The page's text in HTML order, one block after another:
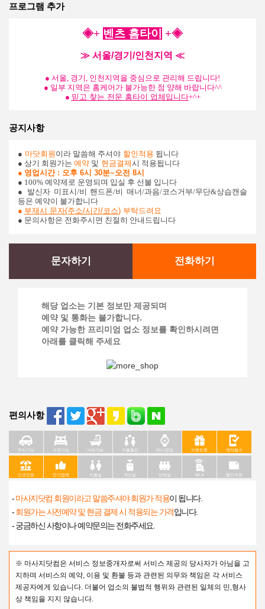
프로그램 추가
◈+ 벤츠 홈타이 +◈
≫ 서울/경기/인천지역 ≪
● 서울, 경기, 인천지역을 중심으로 관리해 드립니다!
● 일부 지역은 홈케어가 불가능한 점 양해 바랍니다^^
● 믿고 찾는 전문 홈타이 업체입니다+^+
공지사항
● 마닷회원 이라 말씀해 주셔야 할인적용 됩니다
● 상기 회원가는 예약 및 현금결제시 적용됩니다
● 영업시간 : 오후 6시 30분~오전 8시
● 100% 예약제로 운영되며 입실 후 선불 입니다
● 발신자 미표시/비 핸드폰/비 매너/과음/코스거부/무단&상습캔슬
등은 예약이 불가합니다
● 부재시 문자(주소/시간/코스) 부탁드려요
● 문의사항은 전화주시면 친절히 안내드립니다
문자하기 전화하기
해당 업소는 기본 정보만 제공되며
예약 및 통화는 불가합니다.
예약 가능한 프리미엄 업소 정보를 확인하시려면
아래를 클릭해 주세요
편의사항
주차가능 수면가능 샤워가능 커플할인 24시영업 이벤트중 예약필수
신규오픈 인기업체 커플실 개인실 단체실 Wi-fi 할인쿠폰
-마사지닷컴 회원이라고 말씀주셔야 회원가 적용이 됩니다.
-회원가는 사전예약 및 현금 결제 시 적용되는 가격입니다.
- 궁금하신 사항이나 예약문의는 전화주세요.
※ 마사지닷컴은 서비스 정보중개자로써 서비스 제공의 당사자가 아님을 고
지하며 서비스의 예약, 이용 및 환불 등과 관련된 의무와 책임은 각 서비스
제공자에게 있습니다. 더불어 업소의 불법적 행위와 관련된 일체의 민,형사
상 책임을 지지 않습니다.